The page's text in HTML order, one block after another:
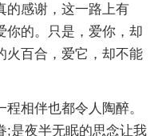
的感谢，这一路上有
你的。只是，爱你，却
火百合，爱它，却不能
相伴也都令人陶醉。
;是夜半无眠的思念让我